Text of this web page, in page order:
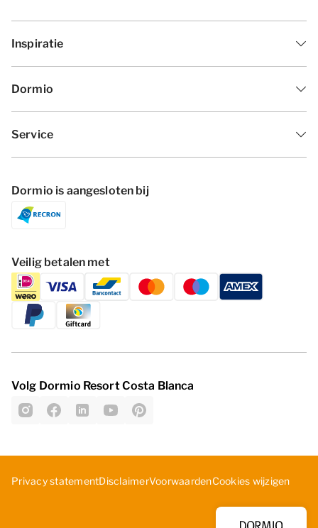
Inspiratie
Dormio
Service
Dormio is aangesloten bij
Veilig betalen met
Volg Dormio Resort Costa Blanca
Privacy statementDisclaimerVoorwaardenCookies wijzigen